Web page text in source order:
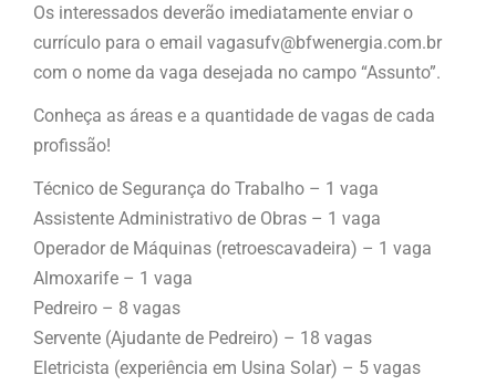
Os interessados deverão imediatamente enviar o
currículo para o email vagasufv@bfwenergia.com.br
com o nome da vaga desejada no campo “Assunto”.
Conheça as áreas e a quantidade de vagas de cada
profissão!
Técnico de Segurança do Trabalho – 1 vaga
Assistente Administrativo de Obras – 1 vaga
Operador de Máquinas (retroescavadeira) – 1 vaga
Almoxarife – 1 vaga
Pedreiro – 8 vagas
Servente (Ajudante de Pedreiro) – 18 vagas
Eletricista (experiência em Usina Solar) – 5 vagas